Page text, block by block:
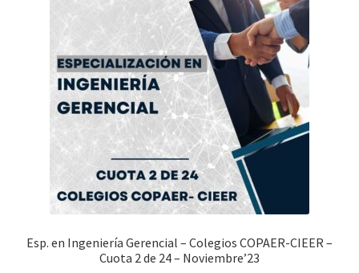
Esp. en Ingeniería Gerencial – Colegios COPAER-CIEER –
Cuota 2 de 24 – Noviembre’23